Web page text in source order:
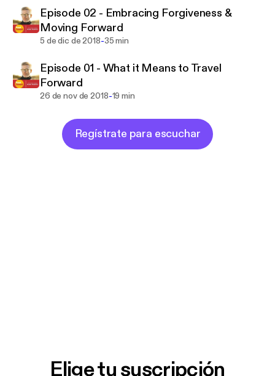
Episode 02 - Embracing Forgiveness &
Moving Forward
5 de dic de 2018-35 min
Episode 01 - What it Means to Travel
Forward
26 de nov de 2018-19 min
Regístrate para escuchar
Elige tu suscripción